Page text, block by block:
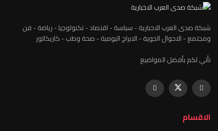
شبكة صدى العرب الاخبارية - سياسة - اقتصاد - تكنولوجيا - رياضة - فن
ومجتمع - الاحوال الجوية - الابراج اليومية - صحة وطب - كاريكاتور
نأتي لكم بأفضل المواضيع
الاقسام